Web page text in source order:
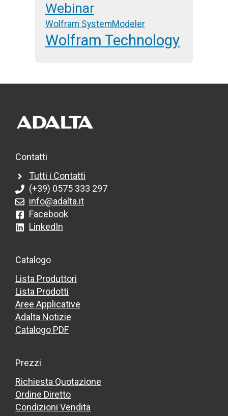
Webinar
Wolfram SystemModeler
Wolfram Technology
Contatti
Tutti i Contatti
(+39) 0575 333 297
info@adalta.it
Facebook
LinkedIn
Catalogo
Lista Produttori
Lista Prodotti
Aree Applicative
Adalta Notizie
Catalogo PDF
Prezzi
Richiesta Quotazione
Ordine Diretto
Condizioni Vendita